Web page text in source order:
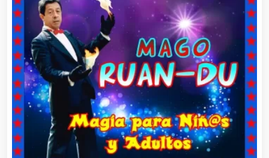
Control de Plagas
Conversiones Automotrices
Copiadoras
Cortinas, Persianas y Alfombras